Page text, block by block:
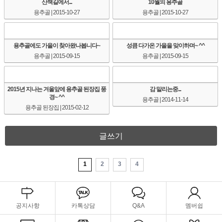
산책길에서...
용추골 | 2015-10-27
10월의 용추골
용추골 | 2015-10-27
용추골에도 가을이 찾아왔나봅니다~
용추골 | 2015-09-15
성큼 다가온 가을을 맞이하며~ ^^
용추골 | 2015-09-15
2015년 지나는 겨울앞에 용추골 된장집 풍
경~ ^^
용추골 된장집 | 2015-02-12
감 말리는중...
용추골 | 2014-11-14
글쓰기
1 2 3 4
공지사항 카톡상담 Q&A 멤버쉽